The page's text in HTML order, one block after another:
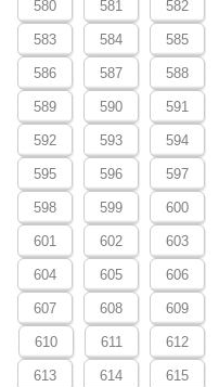
580 581 582
583 584 585
586 587 588
589 590 591
592 593 594
595 596 597
598 599 600
601 602 603
604 605 606
607 608 609
610 611 612
613 614 615